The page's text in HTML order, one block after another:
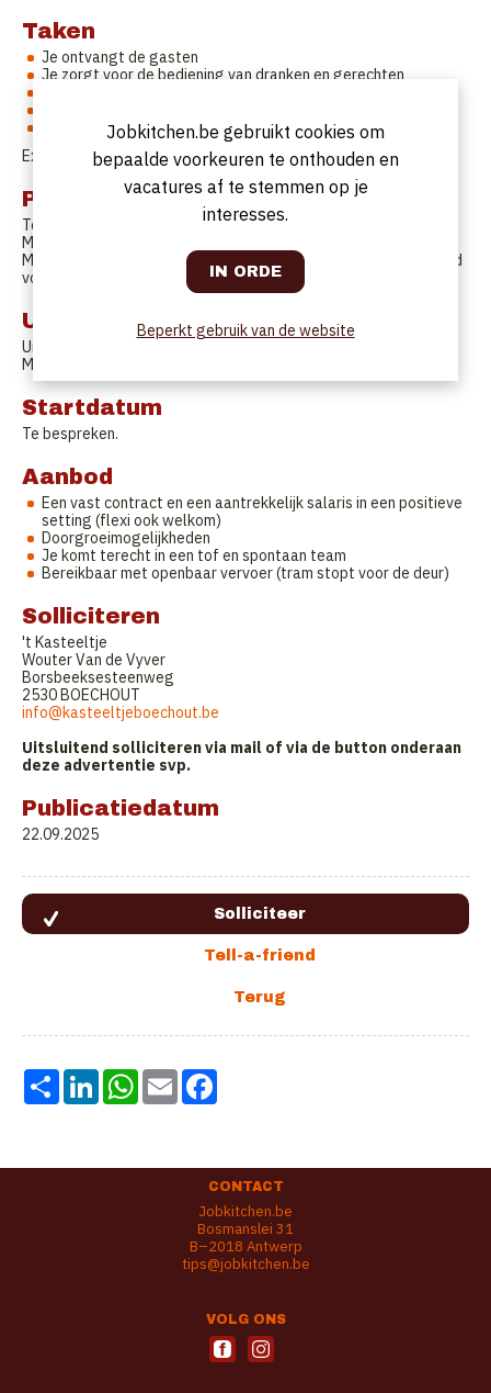
Taken
Je ontvangt de gasten
Je zorgt voor de bediening van dranken en gerechten
Je hebt een nauw contact met de keuken
Exact takenpakket afhankelijk van ervaring en kunde.
Profiel
Toffe collega met ervaring in de zaal
M/V die onze gasten mee in de watten komt leggen
Met zeer goede kennis van de Nederlandse taal en een verzorgd
voorkomen
Uurrooster
Uren te bespreken.
Min. 2 dagen per week vrij.
Startdatum
Te bespreken.
Aanbod
Een vast contract en een aantrekkelijk salaris in een positieve
setting (flexi ook welkom)
Doorgroeimogelijkheden
Je komt terecht in een tof en spontaan team
Bereikbaar met openbaar vervoer (tram stopt voor de deur)
Solliciteren
't Kasteeltje
Wouter Van de Vyver
Borsbeeksesteenweg
2530 BOECHOUT
info@kasteeltjeboechout.be
Uitsluitend solliciteren via mail of via de button onderaan
deze advertentie svp.
Publicatiedatum
22.09.2025
Share LinkedInWhatsApp
Email
CONTACT
Jobkitchen.be
Bosmanslei 31
B–2018 Antwerp
tips@jobkitchen.be
VOLG ONS
Jobkitchen.be gebruikt cookies om
bepaalde voorkeuren te onthouden en
vacatures af te stemmen op je
interesses.
Beperkt gebruik van de website